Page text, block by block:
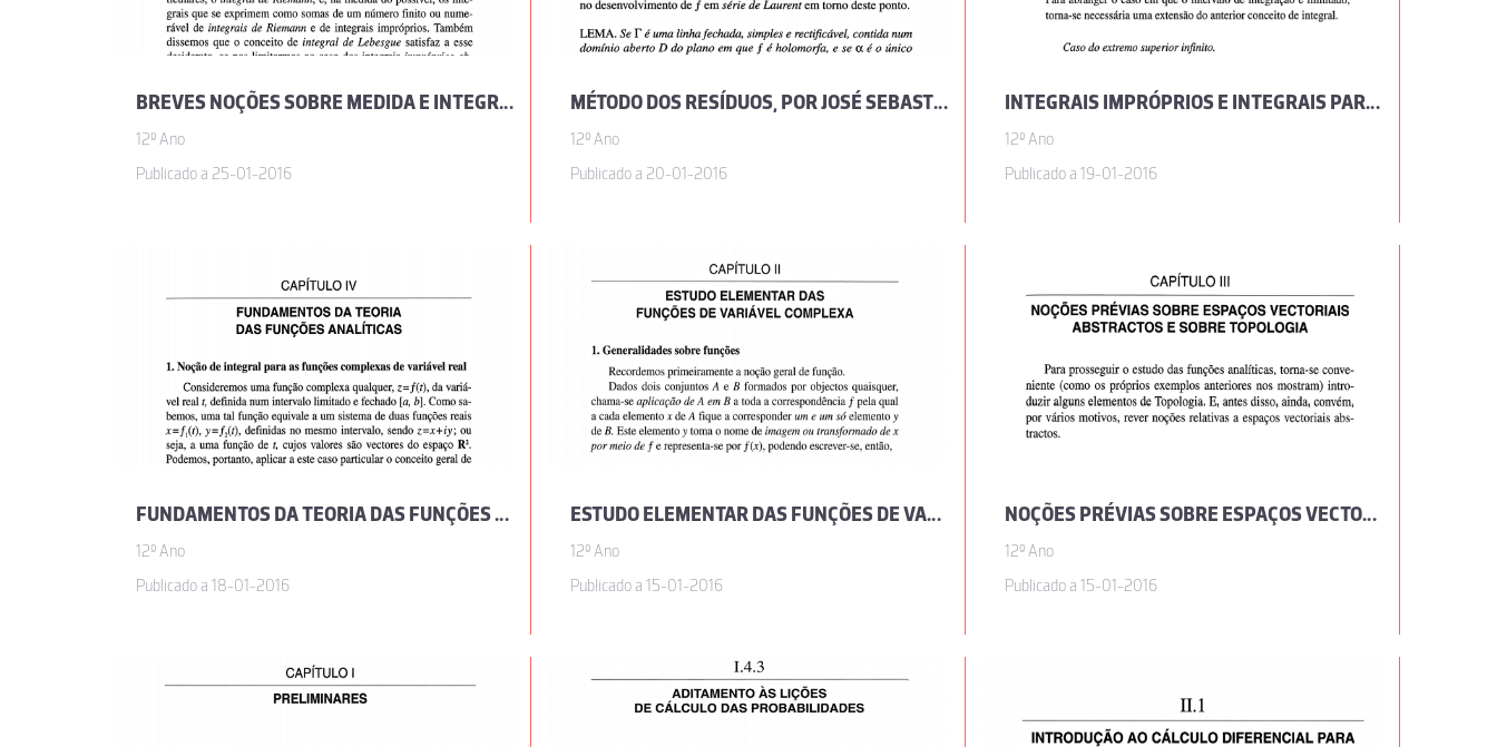
BREVES NOÇÕES SOBRE MEDIDA E INTEGRAL DE LEBESGUE, POR JOSÉ SEBASTIÃO E SILVA
12º Ano
Publicado a 25-01-2016
MÉTODO DOS RESÍDUOS, POR JOSÉ SEBASTIÃO E SILVA
12º Ano
Publicado a 20-01-2016
INTEGRAIS IMPRÓPRIOS E INTEGRAIS PARAMÉTRICOS, POR JOSÉ SEBASTIÃO E SILVA
12º Ano
Publicado a 19-01-2016
FUNDAMENTOS DA TEORIA DAS FUNÇÕES ANALÍTICAS, POR JOSÉ SEBASTIÃO E SILVA
12º Ano
Publicado a 18-01-2016
ESTUDO ELEMENTAR DAS FUNÇÕES DE VARIÁVEL COMPLEXA, POR JOSÉ SEBASTIÃO E SILVA
12º Ano
Publicado a 15-01-2016
NOÇÕES PRÉVIAS SOBRE ESPAÇOS VECTORIAIS ABSTRACTOS E SOBRE TOPOLOGIA, POR JOSÉ SEBASTIÃO E SILVA
12º Ano
Publicado a 15-01-2016